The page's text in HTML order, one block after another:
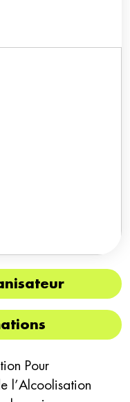
Pour
l’Alcoolisation